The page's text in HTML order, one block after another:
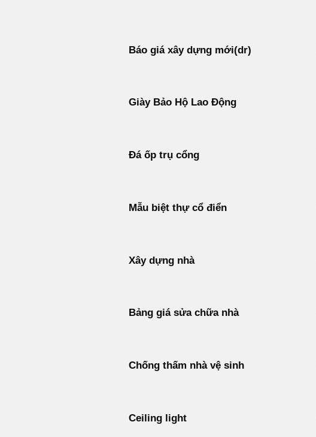
Báo giá xây dựng mới(dr)
Giày Bảo Hộ Lao Động
Đá ốp trụ cổng
Mẫu biệt thự cổ điển
Xây dựng nhà
Bảng giá sửa chữa nhà
Chống thấm nhà vệ sinh
Ceiling light